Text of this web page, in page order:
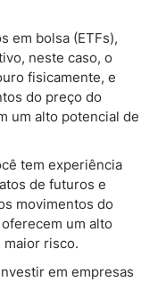
em bolsa (ETFs),
neste caso, o
fisicamente, e
do preço do
um alto potencial de
tem experiência
de futuros e
movimentos do
um alto
maior risco.
em empresas